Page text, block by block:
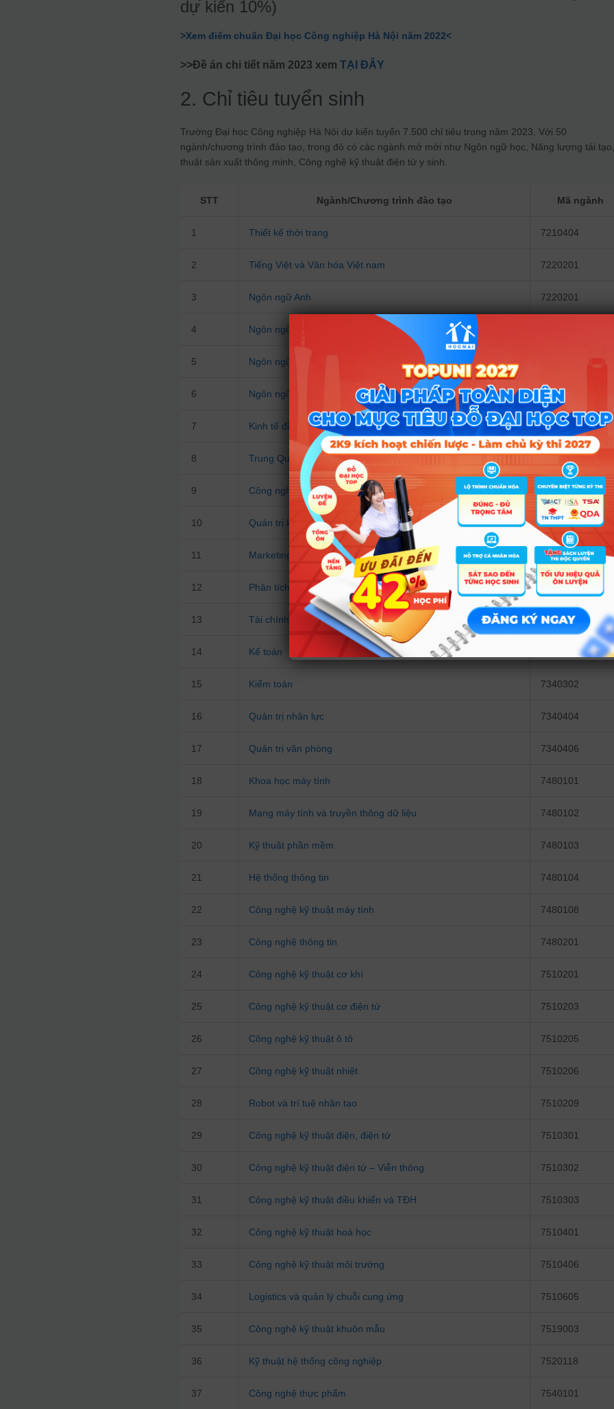
dự kiến 10%)
>Xem điểm chuẩn Đại học Công nghiệp Hà Nội năm 2022<
>>Đề án chi tiết năm 2023 xemTẠI ĐÂY
2. Chỉ tiêu tuyển sinh
Trường Đại học Công nghiệp Hà Nội dự kiến tuyển 7.500 chỉ tiêu trong năm 2023. Với 50
ngành/chương trình đào tạo, trong đó có các ngành mở mới như Ngôn ngữ học, Năng lượng tái
thuật sản xuất thông minh, Công nghệ kỹ thuật điện tử y sinh.
STT Ngành/Chương trình đào tạo Mã ngành
1 Thiết kế thời trang 7210404
2 Tiếng Việt và Văn hóa Việt nam 7220201
3 Ngôn ngữ Anh 7220201
4 Ngôn ngữ Trung Quốc
5 Ngôn ngữ Nhật
6 Ngôn ngữ Hàn Quốc 7220210
7 Kinh tế đầu tư 7310104
8 Trung Quốc học 7310612
9 Công nghệ đa phương tiện 7329001
10 Quản trị kinh doanh 7340101
11 Marketing 7340115
12 Phân tích dữ liệu kinh doanh 7340125
13 Tài chính – Ngân hàng 7340201
14 Kế toán 7340301
15 Kiểm toán 7340302
16 Quản trị nhân lực 7340404
17 Quản trị văn phòng 7340406
18 Khoa học máy tính 7480101
19 Mạng máy tính và truyền thông dữ liệu 7480102
20 Kỹ thuật phần mềm 7480103
21 Hệ thống thông tin 7480104
22 Công nghệ kỹ thuật máy tính 7480108
23 Công nghệ thông tin 7480201
24 Công nghệ kỹ thuật cơ khí 7510201
25 Công nghệ kỹ thuật cơ điện tử 7510203
26 Công nghệ kỹ thuật ô tô 7510205
27 Công nghệ kỹ thuật nhiệt 7510206
28 Robot và trí tuệ nhân tạo 7510209
29 Công nghệ kỹ thuật điện, điện tử 7510301
30 Công nghệ kỹ thuật điện tử – Viễn thông 7510302
31 Công nghệ kỹ thuật điều khiển và TĐH 7510303
32 Công nghệ kỹ thuật hoá học 7510401
33 Công nghệ kỹ thuật môi trường 7510406
34 Logistics và quản lý chuỗi cung ứng 7510605
35 Công nghệ kỹ thuật khuôn mẫu 7519003
36 Kỹ thuật hệ thống công nghiệp 7520118
37 Công nghệ thực phẩm 7540101